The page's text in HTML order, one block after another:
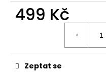
499 Kč
Zeptat se
KAPSLÍ
599